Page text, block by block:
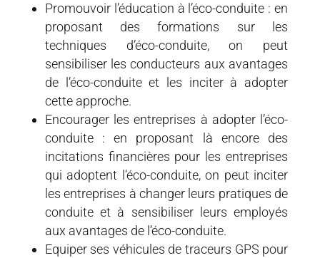
Promouvoir l’éducation à l’éco-conduite : en
proposant des formations sur les
techniques d’éco-conduite, on peut
sensibiliser les conducteurs aux avantages
de l’éco-conduite et les inciter à adopter
cette approche.
Encourager les entreprises à adopter l’éco-
conduite : en proposant là encore des
incitations financières pour les entreprises
qui adoptent l’éco-conduite, on peut inciter
les entreprises à changer leurs pratiques de
conduite et à sensibiliser leurs employés
aux avantages de l’éco-conduite.
Equiper ses véhicules de traceurs GPS pour